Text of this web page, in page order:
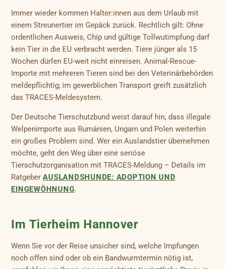
Immer wieder kommen Halter:innen aus dem Urlaub mit
einem Streunertier im Gepäck zurück. Rechtlich gilt: Ohne
ordentlichen Ausweis, Chip und gültige Tollwutimpfung darf
kein Tier in die EU verbracht werden. Tiere jünger als 15
Wochen dürfen EU-weit nicht einreisen. Animal-Rescue-
Importe mit mehreren Tieren sind bei den Veterinärbehörden
meldepflichtig; im gewerblichen Transport greift zusätzlich
das TRACES-Meldesystem.
Der Deutsche Tierschutzbund weist darauf hin, dass illegale
Welpenimporte aus Rumänien, Ungarn und Polen weiterhin
ein großes Problem sind. Wer ein Auslandstier übernehmen
möchte, geht den Weg über eine seriöse
Tierschutzorganisation mit TRACES-Meldung – Details im
RatgeberAUSLANDSHUNDE: ADOPTION UND
EINGEWÖHNUNG.
Im Tierheim Hannover
Wenn Sie vor der Reise unsicher sind, welche Impfungen
noch offen sind oder ob ein Bandwurmtermin nötig ist,